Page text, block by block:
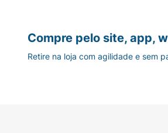
Compre pelo site, app,
Retire na loja com agilidade e sem